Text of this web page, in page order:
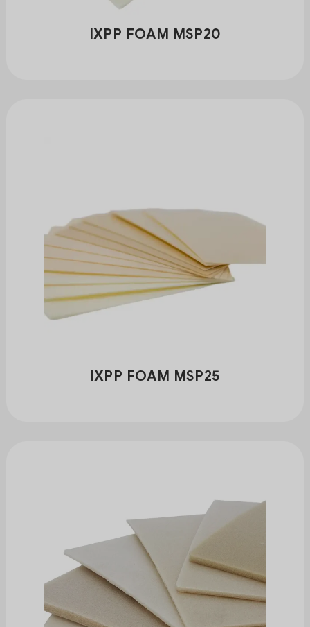
IXPP FOAM MSP20
IXPP FOAM MSP25